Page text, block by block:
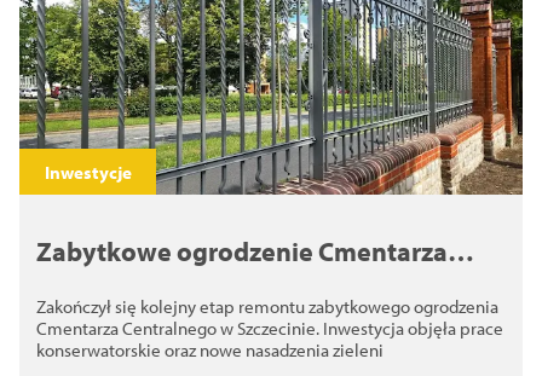
Inwestycje
Zabytkowe ogrodzenie Cmentarza
Zakończył się kolejny etap remontu zabytkowego ogrodzenia
Cmentarza Centralnego w Szczecinie. Inwestycja objęła prace
konserwatorskie oraz nowe nasadzenia zieleni